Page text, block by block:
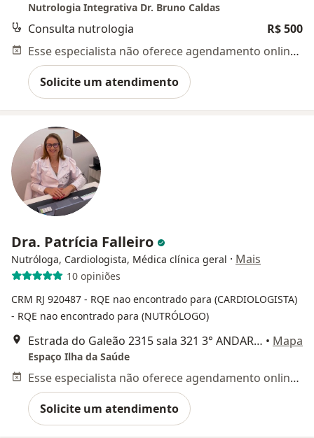
Nutrologia Integrativa Dr. Bruno Caldas
Consulta nutrologia
R$ 500
Esse especialista não oferece agendamento online para esse endereço.
Solicite um atendimento
Dra. Patrícia Falleiro
Nutróloga, Cardiologista, Médica clínica geral · Mais
10 opiniões
CRM RJ 920487 - RQE nao encontrado para (CARDIOLOGISTA)
- RQE nao encontrado para (NUTRÓLOGO)
Estrada do Galeão 2315 sala 321 3° ANDAR, Rio de Janeiro • Mapa
Espaço Ilha da Saúde
Esse especialista não oferece agendamento online para esse endereço.
Solicite um atendimento